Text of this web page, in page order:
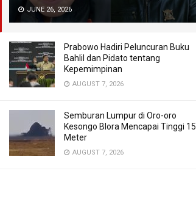
JUNE 26, 2026
Prabowo Hadiri Peluncuran Buku
Bahlil dan Pidato tentang
Kepemimpinan
AUGUST 7, 2026
Semburan Lumpur di Oro-oro
Kesongo Blora Mencapai Tinggi 15
Meter
AUGUST 7, 2026